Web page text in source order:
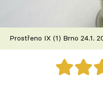
Recepty z TV
Speciál: Cuketa
Prostřeno IX (1) Brno 24.1.